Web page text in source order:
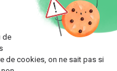
Joignez-vous à
adaptée à vos besoins.